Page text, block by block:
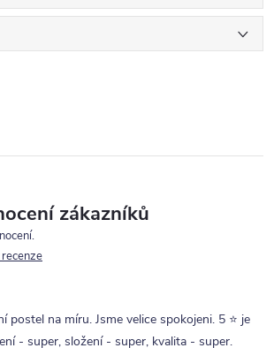
zákazníků
postel na míru. Jsme velice spokojeni. 5 ⭐ je
- super, složení - super, kvalita - super.